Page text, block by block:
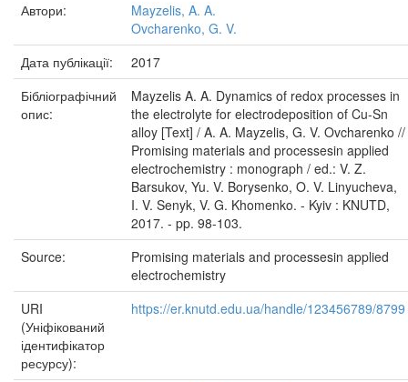
Автори:
Mayzelis, A. A.
Ovcharenko, G. V.
Дата публікації:
2017
Бібліографічний
опис:
Mayzelis A. A. Dynamics of redox processes in
the electrolyte for electrodeposition of Cu-Sn
alloy [Text] / A. A. Mayzelis, G. V. Ovcharenko //
Promising materials and processesin applied
electrochemistry : monograph / ed.: V. Z.
Barsukov, Yu. V. Borysenko, O. V. Linyucheva,
I. V. Senyk, V. G. Khomenko. - Kyiv : KNUTD,
2017. - pp. 98-103.
Source:
Promising materials and processesin applied
electrochemistry
URI
(Уніфікований
ідентифікатор
ресурсу):
https://er.knutd.edu.ua/handle/123456789/8799